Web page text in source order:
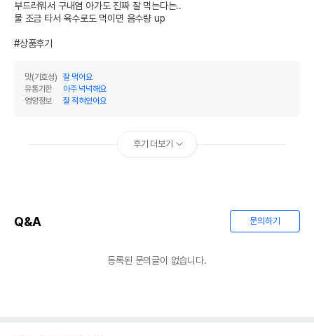
부드러워서 구내염 아가도 진짜 잘 먹는다는..
물 조금 타서 육수로도 먹이면 음수량 up
#상품후기
맛(기호성)
잘 먹어요
유통기한
아주 넉넉해요
영양정보
잘 적혀있어요
후기 더보기
Q&A 문의하기
등록된 문의글이 없습니다.